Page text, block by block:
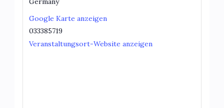
Google Karte anzeigen
033385719
Veranstaltungsort-Website anzeigen